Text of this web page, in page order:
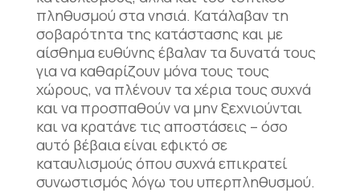
πληθυσμού στα νησιά. Κατάλαβαν τη
σοβαρότητα της κατάστασης και με
αίσθημα ευθύνης έβαλαν τα δυνατά τους
για να καθαρίζουν μόνα τους τους
χώρους, να πλένουν τα χέρια τους συχνά
και να προσπαθούν να μην ξεχνιούνται
και να κρατάνε τις αποστάσεις – όσο
αυτό βέβαια είναι εφικτό σε
καταυλισμούς όπου συχνά επικρατεί
συνωστισμός λόγω του υπερπληθυσμού.